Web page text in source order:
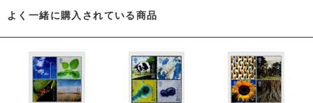
よく一緒に購入されている商品